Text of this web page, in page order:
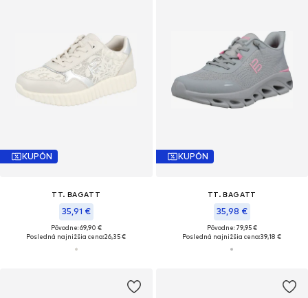
KUPÓN
TT. BAGATT
35,91 €
Pôvodne: 69,90 €
Posledná najnižšia cena:26,35 €
KUPÓN
TT. BAGATT
35,98 €
Pôvodne: 79,95 €
Posledná najnižšia cena:39,18 €